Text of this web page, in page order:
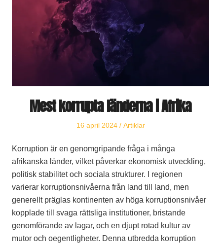
Mest korrupta länderna i Afrika
Publicerat
16 april 2024
Publicerat
Artiklar
Korruption är en genomgripande fråga i många
afrikanska länder, vilket påverkar ekonomisk utveckling,
politisk stabilitet och sociala strukturer. I regionen
varierar korruptionsnivåerna från land till land, men
generellt präglas kontinenten av höga korruptionsnivåer
kopplade till svaga rättsliga institutioner, bristande
genomförande av lagar, och en djupt rotad kultur av
mutor och oegentligheter. Denna utbredda korruption